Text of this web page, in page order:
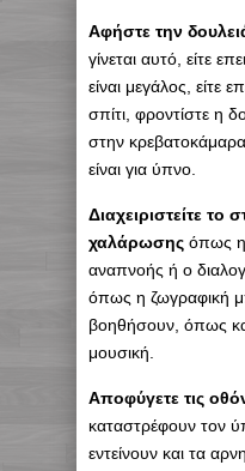
Αφήστε την
γίνεται αυτό, είτε
είναι μεγάλος, είτε
σπίτι, φροντίστε η
στην
είναι για ύπνο.
Διαχειριστείτε το
χαλάρωσης όπως η
αναπνοής ή ο
όπως η ζωγραφική
βοηθήσουν, όπως
μουσική.
Αποφύγετε τις
καταστρέφουν τον
εντείνουν και τα